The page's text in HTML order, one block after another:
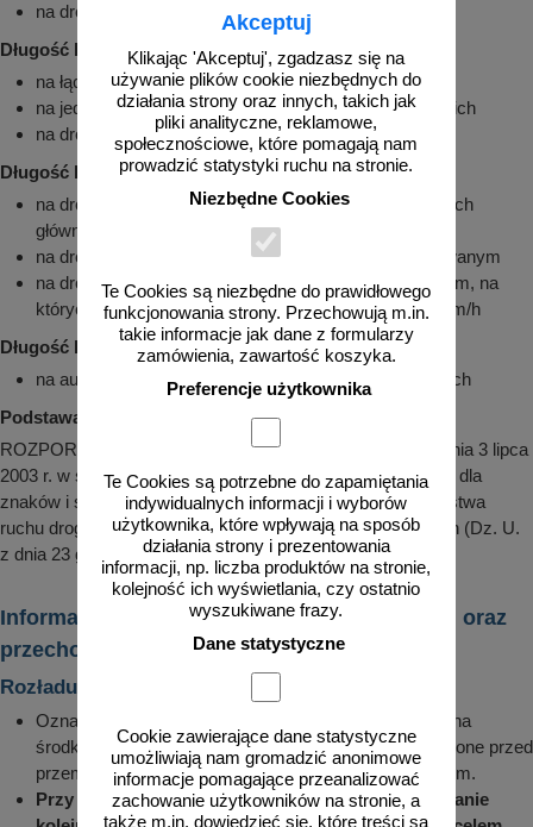
Akceptuj
Klikając 'Akceptuj', zgadzasz się na
używanie plików cookie niezbędnych do
działania strony oraz innych, takich jak
pliki analityczne, reklamowe,
społecznościowe, które pomagają nam
prowadzić statystyki ruchu na stronie.
Niezbędne Cookies
Te Cookies są niezbędne do prawidłowego
funkcjonowania strony. Przechowują m.in.
takie informacje jak dane z formularzy
zamówienia, zawartość koszyka.
Preferencje użytkownika
Te Cookies są potrzebne do zapamiętania
indywidualnych informacji i wyborów
użytkownika, które wpływają na sposób
działania strony i prezentowania
informacji, np. liczba produktów na stronie,
kolejność ich wyświetlania, czy ostatnio
wyszukiwane frazy.
Dane statystyczne
Cookie zawierające dane statystyczne
umożliwiają nam gromadzić anonimowe
informacje pomagające przeanalizować
zachowanie użytkowników na stronie, a
także m.in. dowiedzieć się, które treści są
na drogach gminnych
Długość boku 90 cm:
na łącznicach autostrad i dróg ekspresowych
na jedniojezdniowych drogach krajowych i wojewódzkich
na drogach powiatowych
Długość boku 105 cm:
na drogach ekspresowych, umieszczane przy jezdniach
głównych
na drogach dwujezdniowych poza obszarem zabudowanym
na drogach dwujezdniowych w obszarze zabudowanym, na
których dopuszczalna prędkość jest większa niż 60 km/h
Długość boku 120 cm:
na autostradach, umieszczane przy jezdniach głównych
Podstawa prawna:
ROZPORZĄDZENIE MINISTRA INFRASTRUKTURY z dnia 3 lipca
2003 r. w sprawie szczegółowych warunków technicznych dla
znaków i sygnałów drogowych oraz urządzeń bezpieczeństwa
ruchu drogowego i warunków ich umieszczania na drogach (Dz. U.
z dnia 23 grudnia 2003 r.)
Informacje dotyczące transportu, rozładunku oraz
przechowywania znaków drogowych
Rozładunek i montaż
Oznakowanie zamówione przez klienta jest układane na
środkach transportu w określonej pozycji i zabezpieczone przed
przemieszczeniem, ocieraniem o siebie i uszkodzeniem.
Przy rozładunku należy zwrócić uwagę na zachowanie